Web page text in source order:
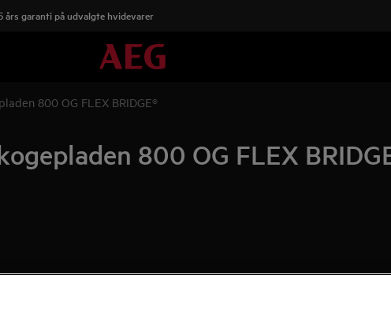
års garanti på udvalgte hvidevarer
800 OG FLEX BRIDGE®
800 OG FLEX